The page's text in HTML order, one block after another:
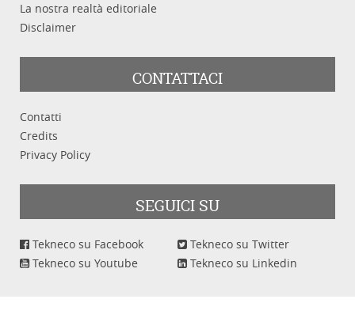
La nostra realtà editoriale
Disclaimer
CONTATTACI
Contatti
Credits
Privacy Policy
SEGUICI SU
Tekneco su Facebook
Tekneco su Twitter
Tekneco su Youtube
Tekneco su Linkedin